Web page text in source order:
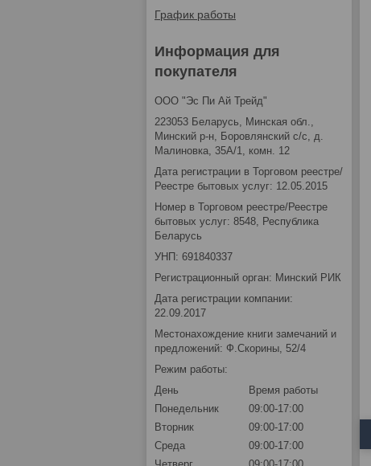
График работы
Информация для
покупателя
ООО "Эс Пи Ай Трейд"
223053 Беларусь, Минская обл.,
Минский р-н, Боровлянский с/с, д.
Малиновка, 35А/1, комн. 12
Дата регистрации в Торговом реестре/
Реестре бытовых услуг: 12.05.2015
Номер в Торговом реестре/Реестре
бытовых услуг: 8548, Республика
Беларусь
УНП: 691840337
Регистрационный орган: Минский РИК
Дата регистрации компании:
22.09.2017
Местонахождение книги замечаний и
предложений: Ф.Скорины, 52/4
Режим работы:
День
Время работы
Понедельник
09:00-17:00
Вторник
09:00-17:00
Среда
09:00-17:00